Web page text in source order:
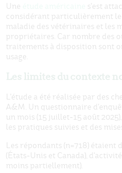
Une
s'est
considérant particulièrement le
maladie des vétérinaires et les
propriétaires. Car nombre des
traitements à disposition sont
usage.
L'étude a été réalisée par des
A&M. Un questionnaire
un mois (15 juillet-15 août
les pratiques suivies et des
Les répondants (n=718)
(États-Unis et Canada),
moins partiellement).